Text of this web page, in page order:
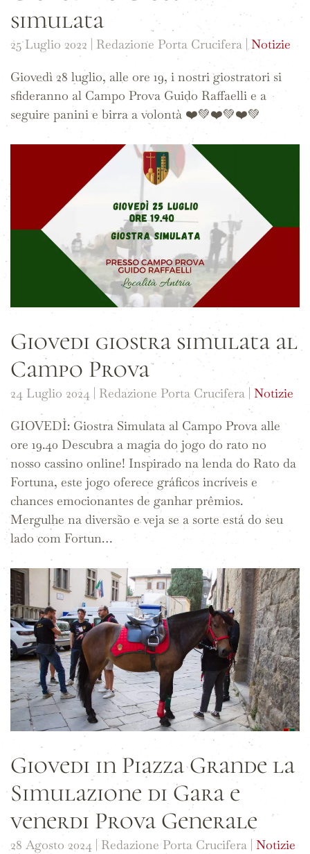
simulata
25 Luglio 2022 | Redazione Porta Crucifera | Notizie
Giovedì 28 luglio, alle ore 19, i nostri giostratori si
sfideranno al Campo Prova Guido Raffaelli e a
seguire panini e birra a volontà ❤️💚❤️💚❤️💚
Giovedi giostra simulata al
Campo Prova
24 Luglio 2024 | Redazione Porta Crucifera | Notizie
GIOVEDÌ: Giostra Simulata al Campo Prova alle
ore 19.40 Descubra a magia do jogo do rato no
nosso cassino online! Inspirado na lenda do Rato da
Fortuna, este jogo oferece gráficos incríveis e
chances emocionantes de ganhar prêmios.
Mergulhe na diversão e veja se a sorte está do seu
lado com Fortun…
Giovedi in Piazza Grande la
Simulazione di Gara e
venerdi Prova Generale
28 Agosto 2024 | Redazione Porta Crucifera | Notizie